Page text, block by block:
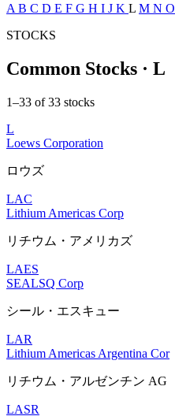
A B C D E F G H I J K L M N O
STOCKS
Common Stocks · L
1–33 of 33 stocks
L
Loews Corporation
ロウズ
LAC
Lithium Americas Corp
リチウム・アメリカズ
LAES
SEALSQ Corp
シール・エスキュー
LAR
Lithium Americas Argentina Cor
リチウム・アルゼンチン AG
LASR